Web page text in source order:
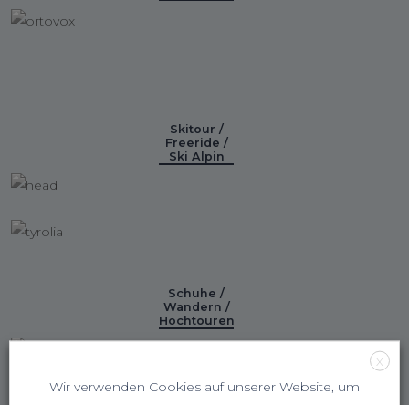
Skitour /
Freeride /
Ski Alpin
Schuhe /
Wandern /
Hochtouren
X
Wir verwenden Cookies auf unserer Website, um